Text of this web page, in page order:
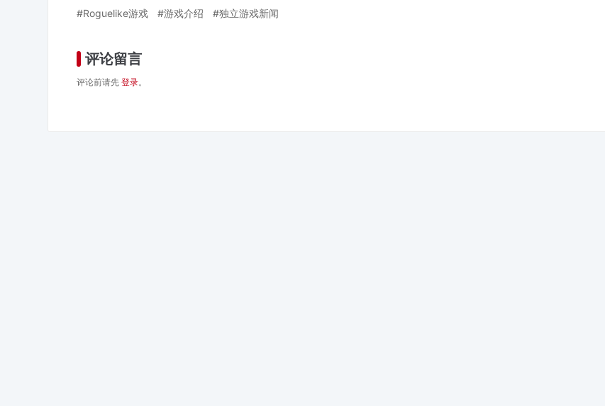
Roguelike游戏 游戏介绍 独立游戏新闻
评论留言
评论前请先登录。